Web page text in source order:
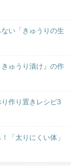
い「きゅうりの生
ゅうり漬け』の作
作り置きレシピ3
「太りにくい体」